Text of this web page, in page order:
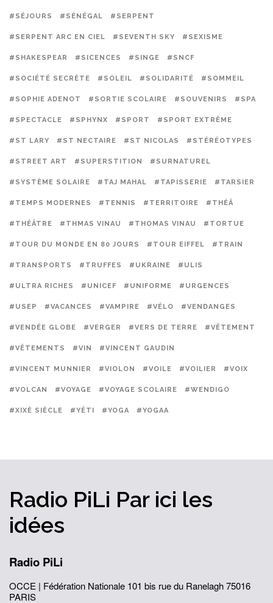
#SÉJOURS #SÉNÉGAL #SERPENT
#SERPENT ARC EN CIEL #SEVENTH SKY #SEXISME
#SHAKESPEAR #SICENCES #SINGE #SNCF
#SOCIÉTÉ SECRÈTE #SOLEIL #SOLIDARITÉ #SOMMEIL
#SOPHIE ADENOT #SORTIE SCOLAIRE #SOUVENIRS #SPA
#SPECTACLE #SPHYNX #SPORT #SPORT EXTRÊME
#ST LARY #ST NECTAIRE #ST NICOLAS #STÉRÉOTYPES
#STREET ART #SUPERSTITION #SURNATUREL
#SYSTÈME SOLAIRE #TAJ MAHAL #TAPISSERIE #TARSIER
#TEMPS MODERNES #TENNIS #TERRITOIRE #THÉÂ
#THÉÂTRE #THMAS VINAU #THOMAS VINAU #TORTUE
#TOUR DU MONDE EN 80 JOURS #TOUR EIFFEL #TRAIN
#TRANSPORTS #TRUFFES #UKRAINE #ULIS
#ULTRA RICHES #UNICEF #UNIFORME #URGENCES
#USEP #VACANCES #VAMPIRE #VÉLO #VENDANGES
#VENDÉE GLOBE #VERGER #VERS DE TERRE #VÊTEMENT
#VÊTEMENTS #VIN #VINCENT GAUDIN
#VINCENT MUNNIER #VIOLON #VOILE #VOILIER #VOIX
#VOLCAN #VOYAGE #VOYAGE SCOLAIRE #WENDIGO
#XIXÈ SIÈCLE #YÉTI #YOGA #YOGAA
Radio PiLi Par ici les
idées
Radio PiLi
OCCE | Fédération Nationale 101 bis rue du Ranelagh75016
PARIS